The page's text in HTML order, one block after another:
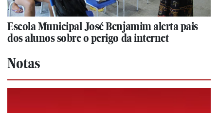
Escola Municipal José Benjamim alerta pais
dos alunos sobre o perigo da internet
Notas